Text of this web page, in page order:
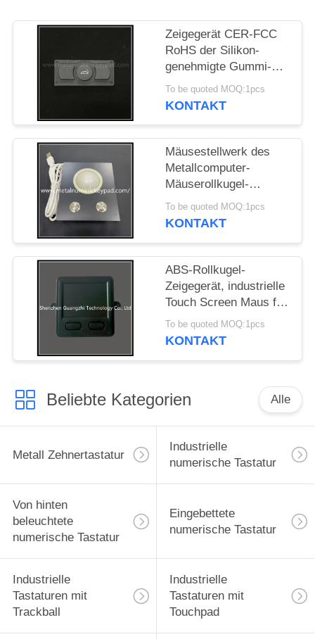
POLICY
Zeigegerät CER-FCC
RoHS der Silikon-
genehmigte Gummi-
Rollkugel-IP67
To be quoted MOQ:1pcs
KONTAKT
Mäusestellwerk des
Metallcomputer-
Mäuserollkugel-
wasserdichtes
Metallip67
To be quoted MOQ:1pcs
KONTAKT
ABS-Rollkugel-
Zeigegerät, industrielle
Touch Screen Maus für
Selbstbetriebsterminal
To be quoted MOQ:1pcs
KONTAKT
Beliebte Kategorien Alle
Metall Zehnertastatur
Industrielle
numerische Tastatur
Von hinten
beleuchtete
numerische Tastatur
Eingebettete
numerische Tastatur
Industrielle
Tastaturen mit
Trackball
Industrielle
Tastaturen mit
Touchpad